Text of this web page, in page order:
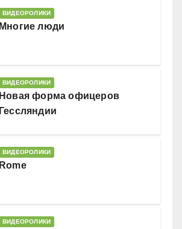
ВИДЕОРОЛИКИ
Многие люди
ВИДЕОРОЛИКИ
Новая форма офицеров
Гессляндии
ВИДЕОРОЛИКИ
Rome
ВИДЕОРОЛИКИ